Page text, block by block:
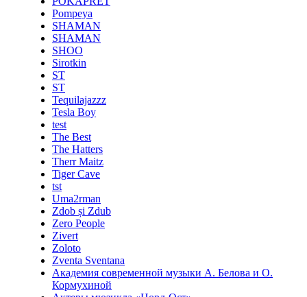
Pompeya
SHAMAN
SHAMAN
SHOO
Sirotkin
ST
ST
Tequilajazzz
Tesla Boy
test
The Best
The Hatters
Therr Maitz
Tiger Cave
tst
Uma2rman
Zdob și Zdub
Zero People
Zivert
Zoloto
Zventa Sventana
Академия современной музыки А. Белова и О.
Кормухиной